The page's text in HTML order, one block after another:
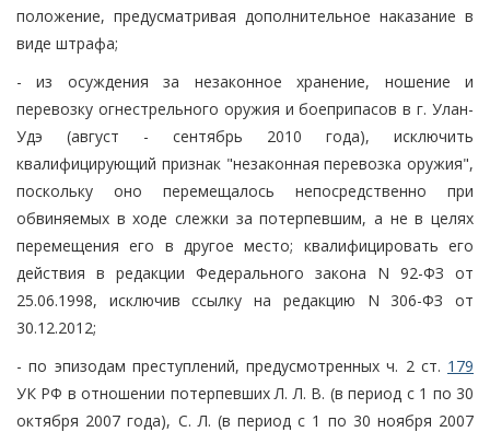
положение, предусматривая дополнительное наказание в
виде штрафа;
- из осуждения за незаконное хранение, ношение и
перевозку огнестрельного оружия и боеприпасов в г. Улан-
Удэ (август - сентябрь 2010 года), исключить
квалифицирующий признак "незаконная перевозка оружия",
поскольку оно перемещалось непосредственно при
обвиняемых в ходе слежки за потерпевшим, а не в целях
перемещения его в другое место; квалифицировать его
действия в редакции Федерального закона N 92-ФЗ от
25.06.1998, исключив ссылку на редакцию N 306-ФЗ от
30.12.2012;
- по эпизодам преступлений, предусмотренных ч. 2 ст. 179
УК РФ в отношении потерпевших Л. Л. В. (в период с 1 по 30
октября 2007 года), С. Л. (в период с 1 по 30 ноября 2007